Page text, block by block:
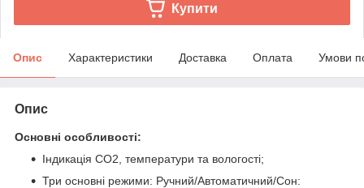
Купити
Опис Характеристики Доставка Оплата Умови
Опис
Основні особливості:
Індикація CO2, температури та вологості;
Три основні режими: Ручний/Автоматичний/Сон: